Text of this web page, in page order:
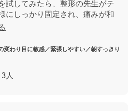
試してみたら、整形の先生がテ
にしっかり固定され、痛みが和
に歩けるし、本当に良かったで
変わり目に敏感／緊張しやすい／朝すっきり
3 人